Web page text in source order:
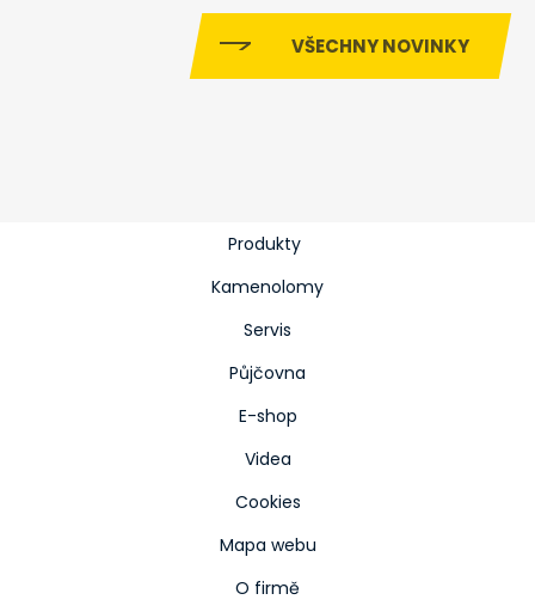
VŠECHNY NOVINKY
Produkty
Kamenolomy
Servis
Půjčovna
E-shop
Videa
Cookies
Mapa webu
O firmě